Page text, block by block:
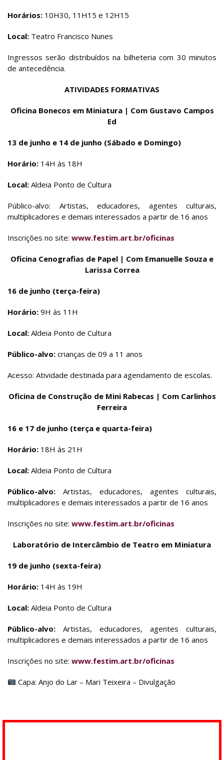
Horários: 10H30, 11H15 e 12H15
Local: Teatro Francisco Nunes
Ingressos serão distribuídos na bilheteria com 30 minutos
de antecedência.
ATIVIDADES FORMATIVAS
Oficina Bonecos em Miniatura | Com Gustavo Campos
Ed
13 de junho e 14 de junho (Sábado e Domingo)
Horário: 14H às 18H
Local: Aldeia Ponto de Cultura
Público-alvo: Artistas, educadores, agentes culturais,
multiplicadores e demais interessados a partir de 16 anos
Inscrições no site: www.festim.art.br/oficinas
Oficina Cenografias de Papel | Com Emanuelle Souza e
Larissa Correa
16 de junho (terça-feira)
Horário: 9H às 11H
Local: Aldeia Ponto de Cultura
Público-alvo: crianças de 09 a 11 anos
Acesso: Atividade destinada para agendamento de escolas.
Oficina de Construção de Mini Rabecas | Com Carlinhos
Ferreira
16 e 17 de junho (terça e quarta-feira)
Horário: 18H às 21H
Local: Aldeia Ponto de Cultura
Público-alvo: Artistas, educadores, agentes culturais,
multiplicadores e demais interessados a partir de 16 anos
Inscrições no site: www.festim.art.br/oficinas
Laboratório de Intercâmbio de Teatro em Miniatura
19 de junho (sexta-feira)
Horário: 14H às 19H
Local: Aldeia Ponto de Cultura
Público-alvo: Artistas, educadores, agentes culturais,
multiplicadores e demais interessados a partir de 16 anos
Inscrições no site: www.festim.art.br/oficinas
Capa: Anjo do Lar – Mari Teixeira – Divulgação